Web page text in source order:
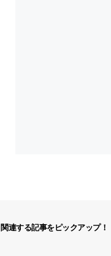
関連する記事をピックアップ！